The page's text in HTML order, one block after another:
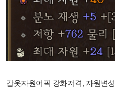
갑옷자원어픽 강화저격, 자원변성